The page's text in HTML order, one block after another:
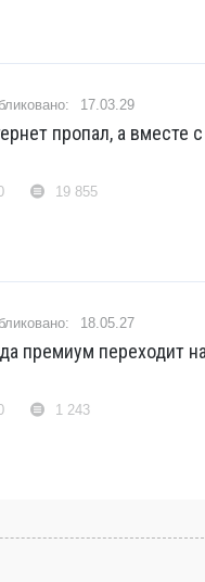
17.03.29
пропал, а вместе
19 855
18.05.27
премиум переходит
1 243